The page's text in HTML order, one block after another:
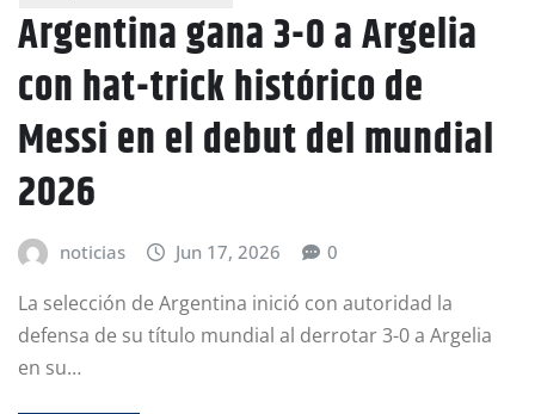
Argentina gana 3-0 a Argelia
con hat-trick histórico de
Messi en el debut del mundial
2026
noticias Jun 17, 2026 0
La selección de Argentina inició con autoridad la
defensa de su título mundial al derrotar 3-0 a Argelia
en su…